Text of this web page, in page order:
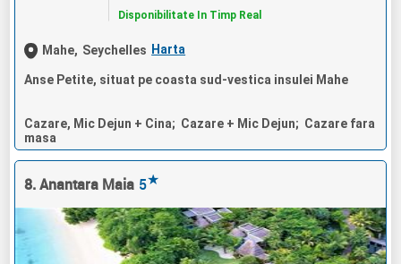
Disponibilitate In Timp Real
Mahe, Seychelles Harta
Anse Petite, situat pe coasta sud-vestica insulei Mahe
Cazare, Mic Dejun + Cina; Cazare + Mic Dejun; Cazare fara
masa
8. Anantara Maia 5★